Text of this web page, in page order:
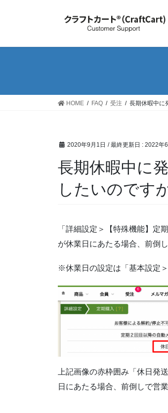
HOME FAQ 受注 長期休暇中に
2020年9月1日 / 最終更新日 : 2022年
長期休暇中に
したいのです
「詳細設定＞【特殊機能】定
が休業日にあたる場合、前倒
※休業日の設定は「基本設定
上記画像の赤枠囲み「休日発
日にあたる場合、前倒しで営